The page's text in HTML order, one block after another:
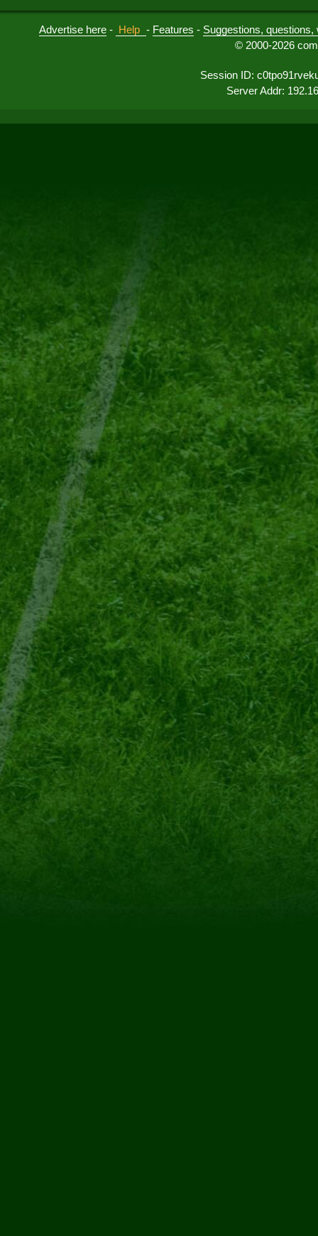
Advertise here - Help - Features - Suggestions,
© 2000-2026
Session ID:
Server Addr: